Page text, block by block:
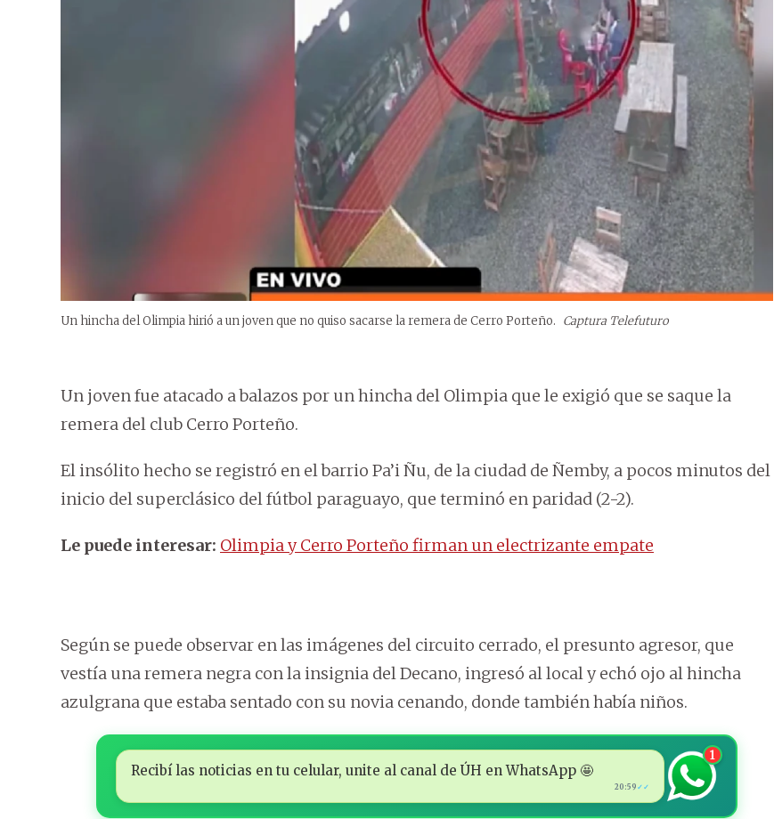
Un hincha del Olimpia hirió a un joven que no quiso sacarse la remera de Cerro Porteño. Captura Telefuturo
Un joven fue atacado a balazos por un hincha del Olimpia que le exigió que se saque la
remera del club Cerro Porteño.
El insólito hecho se registró en el barrio Pa’i Ñu, de la ciudad de Ñemby, a pocos minutos del
inicio del superclásico del fútbol paraguayo, que terminó en paridad (2-2).
Le puede interesar: Olimpia y Cerro Porteño firman un electrizante empate
Según se puede observar en las imágenes del circuito cerrado, el presunto agresor, que
vestía una remera negra con la insignia del Decano, ingresó al local y echó ojo al hincha
azulgrana que estaba sentado con su novia cenando, donde también había niños.
Recibí las noticias en tu celular, unite al canal de ÚH en WhatsApp 🤩
20:59 ✓✓
1